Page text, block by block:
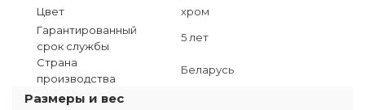
Цвет
хром
Гарантированный
срок службы
5 лет
Страна
производства
Беларусь
Размеры и вес